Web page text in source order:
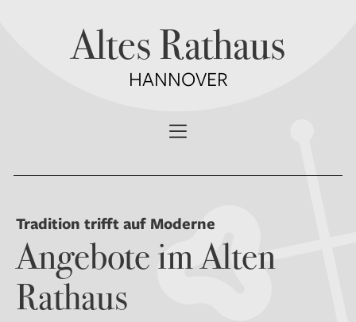
Altes Rathaus
HANNOVER
Tradition trifft auf Moderne
Angebote im Alten
Rathaus